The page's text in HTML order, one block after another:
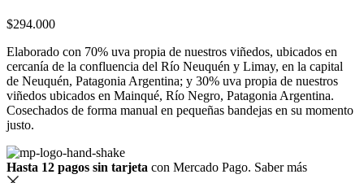
$294.000
Elaborado con 70% uva propia de nuestros viñedos, ubicados en
cercanía de la confluencia del Río Neuquén y Limay, en la capital
de Neuquén, Patagonia Argentina; y 30% uva propia de nuestros
viñedos ubicados en Mainqué, Río Negro, Patagonia Argentina.
Cosechados de forma manual en pequeñas bandejas en su momento
justo.
Hasta 12 pagos sin tarjeta con Mercado Pago. Saber más